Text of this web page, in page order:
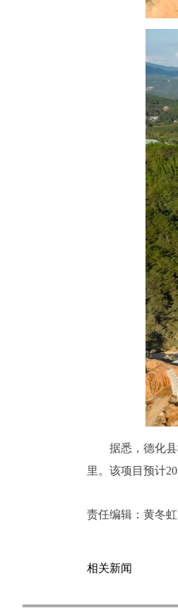
据悉，德化
里。该项目预计
责任编辑： 黄冬虹
相关新闻